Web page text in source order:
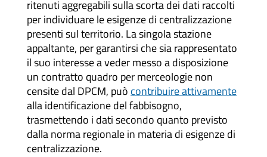
ritenuti aggregabili sulla scorta dei dati raccolti
per individuare le esigenze di centralizzazione
presenti sul territorio. La singola stazione
appaltante, per garantirsi che sia rappresentato
il suo interesse a veder messo a disposizione
un contratto quadro per merceologie non
censite dal DPCM, può contribuire attivamente
alla identificazione del fabbisogno,
trasmettendo i dati secondo quanto previsto
dalla norma regionale in materia di esigenze di
centralizzazione.